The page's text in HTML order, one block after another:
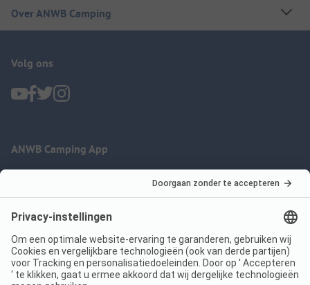
Over ANWB Camping
Volg ons
ANWB Camping App
Imprint
Jouw privacy
Voorwaarden